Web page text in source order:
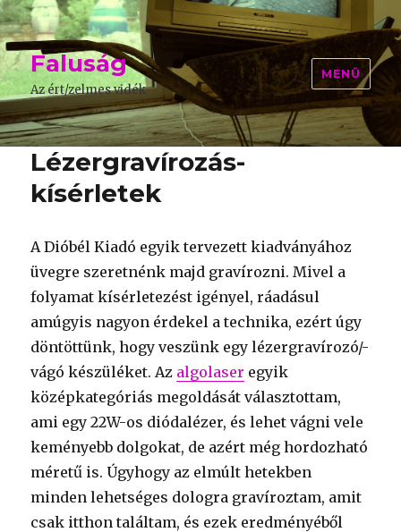
Faluság
Az ért/zelmes vidék
MENÜ
Lézergravírozás-
kísérletek
A Dióbél Kiadó egyik tervezett kiadványához
üvegre szeretnénk majd gravírozni. Mivel a
folyamat kísérletezést igényel, ráadásul
amúgyis nagyon érdekel a technika, ezért úgy
döntöttünk, hogy veszünk egy lézergravírozó/-
vágó készüléket. Az algolaser egyik
középkategóriás megoldását választottam,
ami egy 22W-os diódalézer, és lehet vágni vele
keményebb dolgokat, de azért még hordozható
méretű is. Úgyhogy az elmúlt hetekben
minden lehetséges dologra gravíroztam, amit
csak itthon találtam, és ezek eredményéből